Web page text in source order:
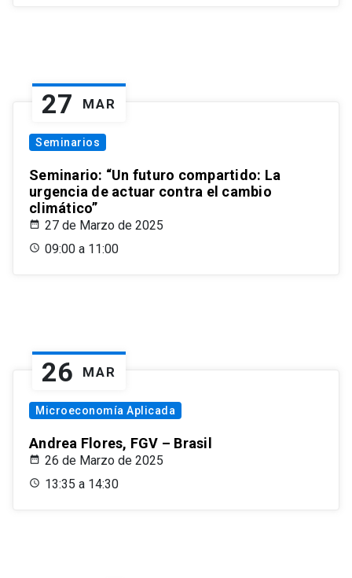
27 MAR
Seminarios
Seminario: “Un futuro compartido: La
urgencia de actuar contra el cambio
climático”
27 de Marzo de 2025
09:00 a 11:00
26 MAR
Microeconomía Aplicada
Andrea Flores, FGV – Brasil
26 de Marzo de 2025
13:35 a 14:30